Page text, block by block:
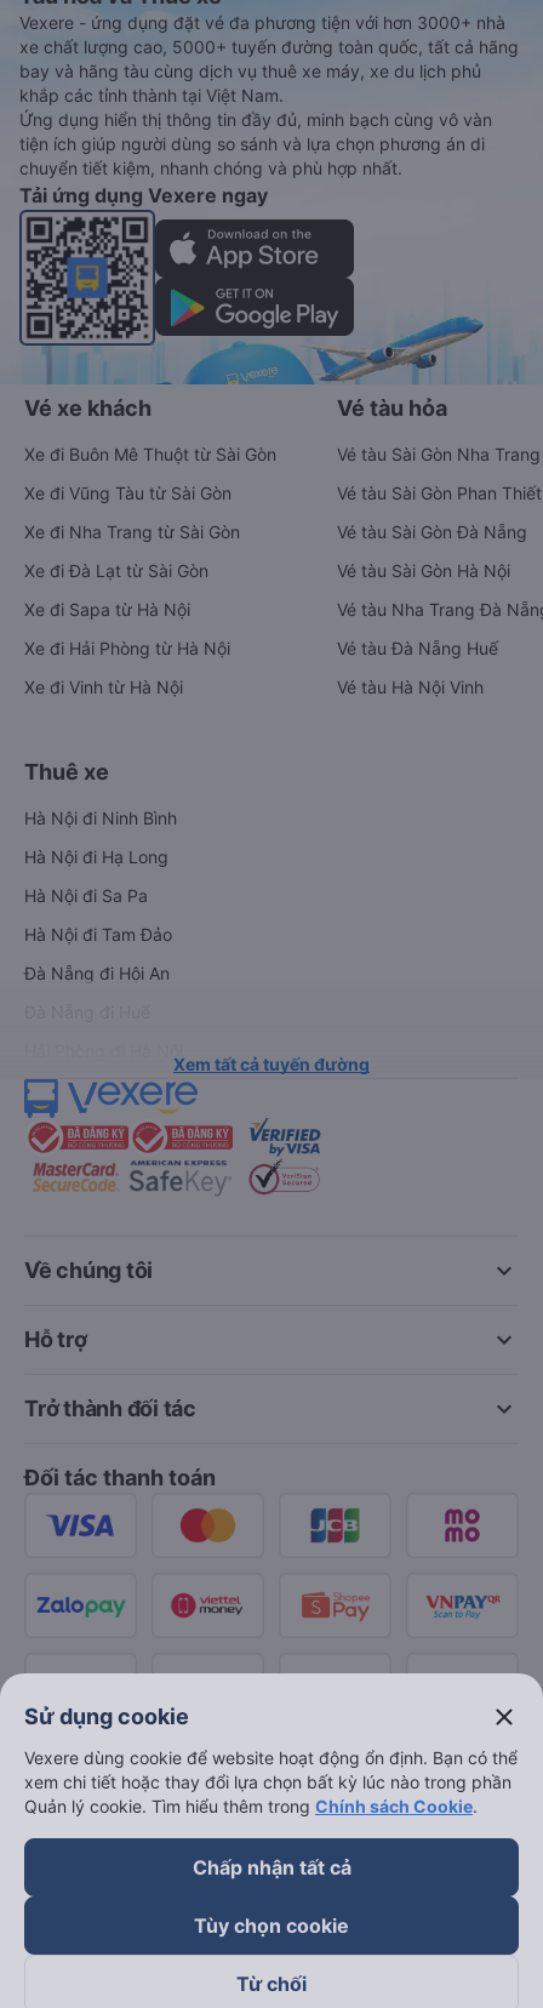
Vexere - ứng dụng đặt vé đa phương tiện với hơn 3000+ nhà
xe chất lượng cao, 5000+ tuyến đường toàn quốc, tất cả hãng
bay và hãng tàu cùng dịch vụ thuê xe máy, xe du lịch phủ
khắp các tỉnh thành tại Việt Nam.
Ứng dụng hiển thị thông tin đầy đủ, minh bạch cùng vô vàn
tiện ích giúp người dùng so sánh và lựa chọn phương án di
chuyển tiết kiệm, nhanh chóng và phù hợp nhất.
Tải ứng dụng Vexere ngay
Vé xe khách
Xe đi Buôn Mê Thuột từ Sài Gòn
Xe đi Vũng Tàu từ Sài Gòn
Xe đi Nha Trang từ Sài Gòn
Xe đi Đà Lạt từ Sài Gòn
Xe đi Sapa từ Hà Nội
Xe đi Hải Phòng từ Hà Nội
Xe đi Vinh từ Hà Nội
Vé tàu hỏa
Vé tàu Sài Gòn Nha Trang
Vé tàu Sài Gòn Phan Thiết
Vé tàu Sài Gòn Đà Nẵng
Vé tàu Sài Gòn Hà Nội
Vé tàu Nha Trang Đà
Vé tàu Đà Nẵng Huế
Vé tàu Hà Nội Vinh
Thuê xe
Hà Nội đi Ninh Bình
Hà Nội đi Hạ Long
Hà Nội đi Sa Pa
Hà Nội đi Tam Đảo
Đà Nẵng đi Hội An
Xem tất cả tuyến đường
keyboard_arrow_down
Về chúng tôi
keyboard_arrow_down
Hỗ trợ
keyboard_arrow_down
Trở thành đối tác
Đối tác thanh toán
Sử dụng cookie close
Vexere dùng cookie để website hoạt động ổn định. Bạn có thể
xem chi tiết hoặc thay đổi lựa chọn bất kỳ lúc nào trong phần
Quản lý cookie. Tìm hiểu thêm trong Chính sách Cookie.
Chấp nhận tất cả
Tùy chọn cookie
Từ chối